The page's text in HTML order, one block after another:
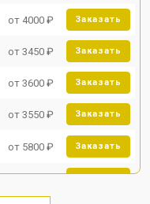
от 4000 ₽ Заказать
от 3450 ₽ Заказать
от 3600 ₽ Заказать
от 3550 ₽ Заказать
от 5800 ₽ Заказать